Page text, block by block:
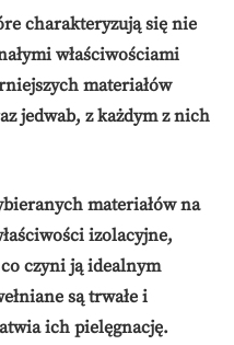
charakteryzują się nie
właściwościami
materiałów
jedwab, z każdym z nich
materiałów na
izolacyjne,
czyni ją idealnym
są trwałe i
ich pielęgnację.